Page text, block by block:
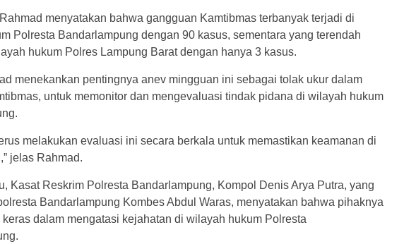
menyatakan bahwa gangguan Kamtibmas terbanyak terjadi di
Polresta Bandarlampung dengan 90 kasus, sementara yang terendah
hukum Polres Lampung Barat dengan hanya 3 kasus.
menekankan pentingnya anev mingguan ini sebagai tolak ukur dalam
untuk memonitor dan mengevaluasi tindak pidana di wilayah hukum
melakukan evaluasi ini secara berkala untuk memastikan keamanan di
jelas Rahmad.
Kasat Reskrim Polresta Bandarlampung, Kompol Denis Arya Putra, yang
Bandarlampung Kombes Abdul Waras, menyatakan bahwa pihaknya
dalam mengatasi kejahatan di wilayah hukum Polresta